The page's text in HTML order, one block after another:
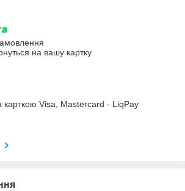
на вашу картку
Visa, Mastercard - LiqPay